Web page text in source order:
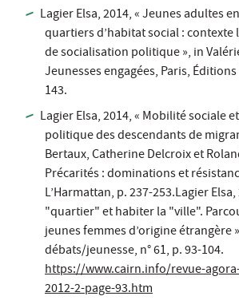
Lagier Elsa, 2014, « Jeunes adultes
quartiers d’habitat social :
de socialisation politique », in
Jeunesses engagées, Paris,
143.
Lagier Elsa, 2014, « Mobilité sociale
politique des descendants de
Bertaux, Catherine Delcroix et
Précarités : dominations et
L’Harmattan, p. 237-253.Lagier
"quartier" et habiter la "ville".
jeunes femmes d’origine étrangère
débats/jeunesse, n° 61, p. 93-104.
https://www.cairn.info/revue-
2012-2-page-93.htm